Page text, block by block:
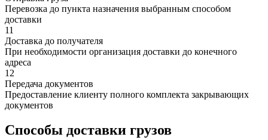
Перевозка до пункта назначения выбранным способом
доставки
11
Доставка до получателя
При необходимости организация доставки до конечного
адреса
12
Передача документов
Предоставление клиенту полного комплекта закрывающих
документов
Способы доставки грузов